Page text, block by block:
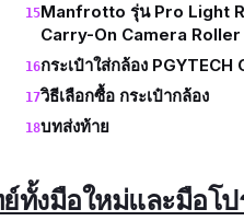
Manfrotto รุ่น Pro Light
Carry-On Camera Roller
กระเป๋าใส่กล้อง PGYTECH
วิธีเลือกซื้อ กระเป๋ากล้อง
บทส่งท้าย
ทั้งมือใหม่และมือโ